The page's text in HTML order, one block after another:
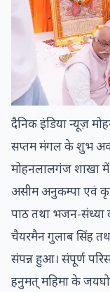
दैनिक इंडिया न्यूज़
सप्तम मंगल के शुभ
मोहनलालगंज शाखा में
असीम अनुकम्पा एवं
पाठ तथा भजन-संध्या
चैयरमैन गुलाब सिंह
संपन्न हुआ। संपूर्ण
हनुमत् महिमा के